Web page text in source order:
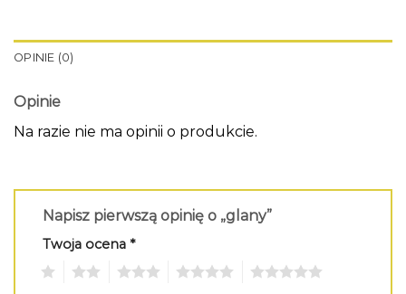
OPINIE (0)
Opinie
Na razie nie ma opinii o produkcie.
Napisz pierwszą opinię o „glany”
Twoja ocena *